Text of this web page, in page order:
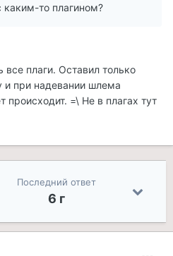
каким-то плагином?
плаги. Оставил только
при надевании шлема
=\ Не в плагах тут
Последний ответ
6 г